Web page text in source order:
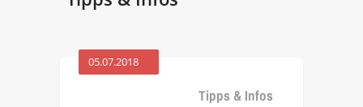
05.07.2018
Tipps & Infos